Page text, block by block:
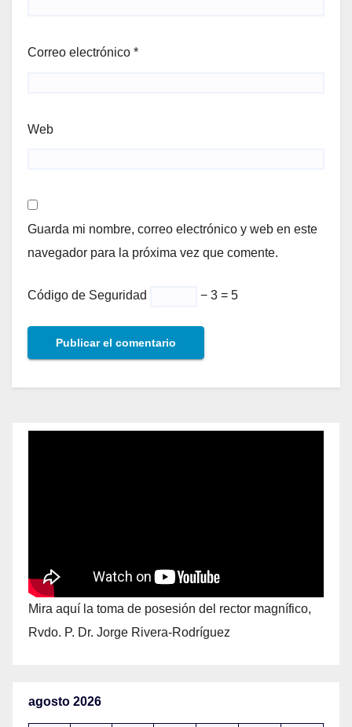
Correo electrónico *
Web
Guarda mi nombre, correo electrónico y web en este
navegador para la próxima vez que comente.
Código de Seguridad − 3 = 5
Mira aquí la toma de posesión del rector magnífico,
Rvdo. P. Dr. Jorge Rivera-Rodríguez
agosto 2026